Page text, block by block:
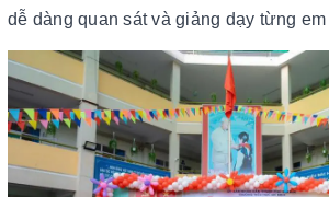
dễ dàng quan sát và giảng dạy từng